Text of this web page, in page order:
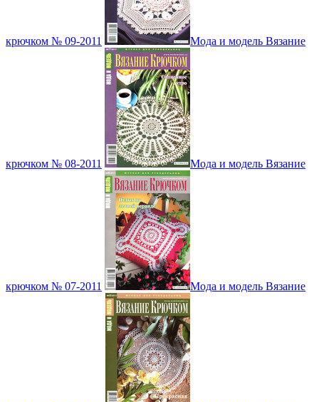
крючком № 09-2011 Мода и модель Вязание
крючком № 08-2011 Мода и модель Вязание
крючком № 07-2011 Мода и модель Вязание